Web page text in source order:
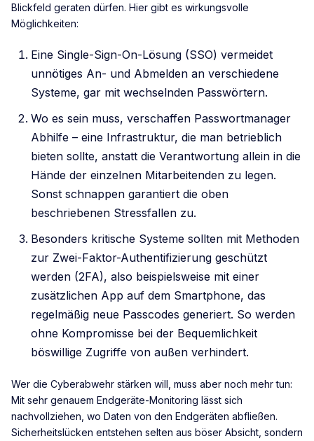
Blickfeld geraten dürfen. Hier gibt es wirkungsvolle
Möglichkeiten:
Eine Single-Sign-On-Lösung (SSO) vermeidet
unnötiges An- und Abmelden an verschiedene
Systeme, gar mit wechselnden Passwörtern.
Wo es sein muss, verschaffen Passwortmanager
Abhilfe – eine Infrastruktur, die man betrieblich
bieten sollte, anstatt die Verantwortung allein in die
Hände der einzelnen Mitarbeitenden zu legen.
Sonst schnappen garantiert die oben
beschriebenen Stressfallen zu.
Besonders kritische Systeme sollten mit Methoden
zur Zwei-Faktor-Authentifizierung geschützt
werden (2FA), also beispielsweise mit einer
zusätzlichen App auf dem Smartphone, das
regelmäßig neue Passcodes generiert. So werden
ohne Kompromisse bei der Bequemlichkeit
böswillige Zugriffe von außen verhindert.
Wer die Cyberabwehr stärken will, muss aber noch mehr tun:
Mit sehr genauem Endgeräte-Monitoring lässt sich
nachvollziehen, wo Daten von den Endgeräten abfließen.
Sicherheitslücken entstehen selten aus böser Absicht, sondern